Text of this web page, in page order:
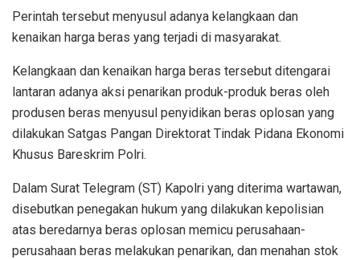
Perintah tersebut menyusul adanya kelangkaan dan
kenaikan harga beras yang terjadi di masyarakat.
Kelangkaan dan kenaikan harga beras tersebut ditengarai
lantaran adanya aksi penarikan produk-produk beras oleh
produsen beras menyusul penyidikan beras oplosan yang
dilakukan Satgas Pangan Direktorat Tindak Pidana Ekonomi
Khusus Bareskrim Polri.
Dalam Surat Telegram (ST) Kapolri yang diterima wartawan,
disebutkan penegakan hukum yang dilakukan kepolisian
atas beredarnya beras oplosan memicu perusahaan-
perusahaan beras melakukan penarikan, dan menahan stok